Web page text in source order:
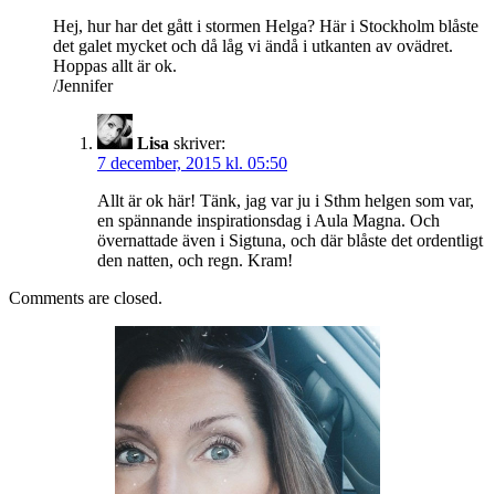
Hej, hur har det gått i stormen Helga? Här i Stockholm blåste
det galet mycket och då låg vi ändå i utkanten av ovädret.
Hoppas allt är ok.
/Jennifer
Lisa skriver:
7 december, 2015 kl. 05:50
Allt är ok här! Tänk, jag var ju i Sthm helgen som var,
en spännande inspirationsdag i Aula Magna. Och
övernattade även i Sigtuna, och där blåste det ordentligt
den natten, och regn. Kram!
Comments are closed.